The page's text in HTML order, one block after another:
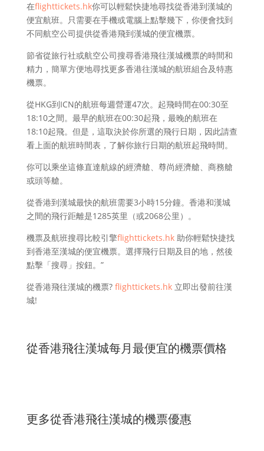
在flighttickets.hk你可以輕鬆快捷地尋找從香港到漢城的
便宜航班。只需要在手機或電腦上點擊幾下，你便會找到
不同航空公司提供從香港飛到漢城的便宜機票。
節省從旅行社或航空公司搜尋香港飛往漢城機票的時間和
精力，簡單方便地尋找更多香港往漢城的航班組合及特惠
機票。
從HKG到ICN的航班每週營運47次。起飛時間在00:30至
18:10之間。最早的航班在00:30起飛，最晚的航班在
18:10起飛。但是，這取決於你所選的飛行日期，因此請查
看上面的航班時間表，了解你旅行日期的航班起飛時間。
你可以乘坐這條直達航線的經濟艙、尊尚經濟艙、商務艙
或頭等艙。
從香港到漢城最快的航班需要3小時15分鐘。香港和漢城
之間的飛行距離是1285英里（或2068公里）。
機票及航班搜尋比較引擎flighttickets.hk助你輕鬆快捷找
到香港至漢城的便宜機票。選擇飛行日期及目的地，然後
點擊「搜尋」按鈕。”
從香港飛往漢城的機票? flighttickets.hk立即出發前往漢
城!
從香港飛往漢城每月最便宜的機票價格
更多從香港飛往漢城的機票優惠